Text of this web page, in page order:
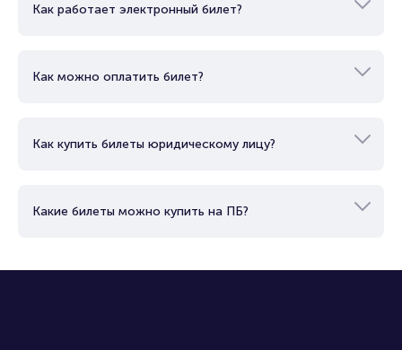
Как работает электронный билет?
Как можно оплатить билет?
Как купить билеты юридическому лицу?
Какие билеты можно купить на ПБ?